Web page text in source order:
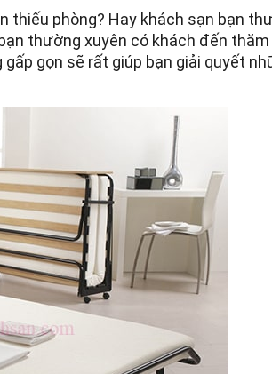
thiếu phòng? Hay khách sạn bạn
thường xuyên có khách đến thăm
gọn sẽ rất giúp bạn giải quyết